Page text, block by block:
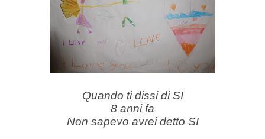
Quando ti dissi di SI
8 anni fa
Non sapevo avrei detto SI